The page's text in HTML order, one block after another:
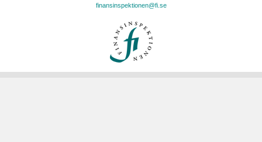
finansinspektionen@fi.se